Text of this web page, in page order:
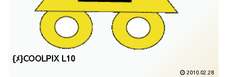
{ﾒ}COOLPIX L10
2010.02.28